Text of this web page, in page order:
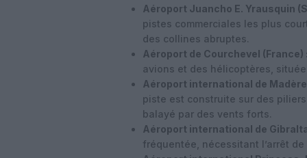
Aéroport Juancho E. Yrausquin
pistes commerciales les plus
des collines abruptes.
Aéroport de Courchevel (France)
avions et des hélicoptères,
Aéroport international de
piste est construite sur des
balayé par des vents forts.
Aéroport international de
fréquentée, nécessitant l’arrêt